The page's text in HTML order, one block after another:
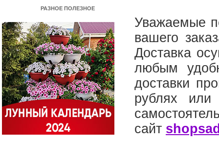
РАЗНОЕ ПОЛЕЗНОЕ
Уважаемые
вашего
Доставка
любым
доставки
рублях
сайт